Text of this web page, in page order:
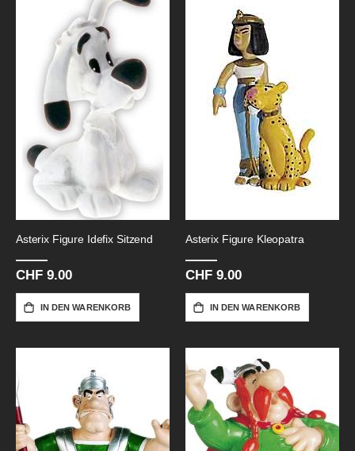
Asterix Figure Idefix Sitzend
CHF 9.00
IN DEN WARENKORB
Asterix Figure Kleopatra
CHF 9.00
IN DEN WARENKORB